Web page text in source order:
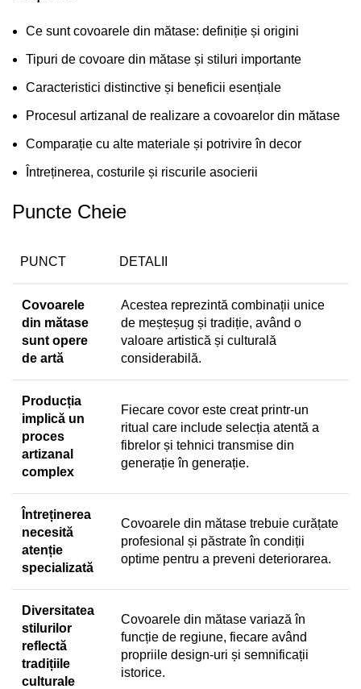
Ce sunt covoarele din mătase: definiție și origini
Tipuri de covoare din mătase și stiluri importante
Caracteristici distinctive și beneficii esențiale
Procesul artizanal de realizare a covoarelor din mătase
Comparație cu alte materiale și potrivire în decor
Întreținerea, costurile și riscurile asocierii
Puncte Cheie
PUNCT DETALII
Covoarele
din mătase
sunt opere
de artă
Acestea reprezintă combinații unice
de meșteșug și tradiție, având o
valoare artistică și culturală
considerabilă.
Producția
implică un
proces
artizanal
complex
Fiecare covor este creat printr-un
ritual care include selecția atentă a
fibrelor și tehnici transmise din
generație în generație.
Întreținerea
necesită
atenție
specializată
Covoarele din mătase trebuie curățate
profesional și păstrate în condiții
optime pentru a preveni deteriorarea.
Diversitatea
stilurilor
reflectă
tradițiile
culturale
Covoarele din mătase variază în
funcție de regiune, fiecare având
propriile design-uri și semnificații
istorice.